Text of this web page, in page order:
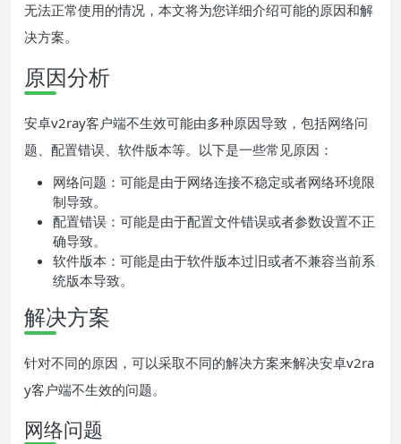
无法正常使用的情况，本文将为您详细介绍可能的原因和解
决方案。
原因分析
安卓v2ray客户端不生效可能由多种原因导致，包括网络问
题、配置错误、软件版本等。以下是一些常见原因：
网络问题：可能是由于网络连接不稳定或者网络环境限
制导致。
配置错误：可能是由于配置文件错误或者参数设置不正
确导致。
软件版本：可能是由于软件版本过旧或者不兼容当前系
统版本导致。
解决方案
针对不同的原因，可以采取不同的解决方案来解决安卓v2ra
y客户端不生效的问题。
网络问题